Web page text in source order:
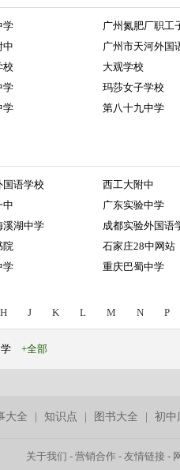
学
广州氮肥厂职工
中
广州市天河外国
校
大观学校
学
玛莎女子学校
学 第八十九中学
国语学校
西工大附中
中
广东实验中学
溪湖中学
成都实验外国语
院
石家庄28中网站
学 重庆巴蜀中学
H J K L M N P
+全部
大全 |知识点 图书大全 |初中
关于我们 -营销合作 -友情链接 -